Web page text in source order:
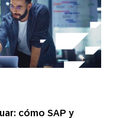
cómo SAP y